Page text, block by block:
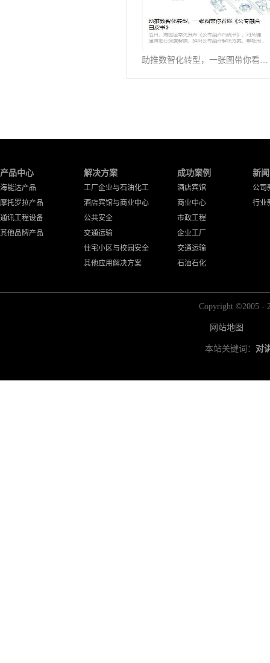
助推数智化转型，一张图带你看懂《公专融合白皮书》
产品中心
海能达产品
摩托罗拉产品
通讯工程设备
其他品牌产品
解决方案
工厂企业与石油化工
酒店宾馆与商业中心
公共安全
交通运输
住宅小区与校园安全
其他应用解决方案
成功案例
酒店宾馆
商业中心
市政工程
企业工厂
交通运输
石油石化
新
公司
行业
Copyright ©2005 -
网站地图
本站关键词： 对